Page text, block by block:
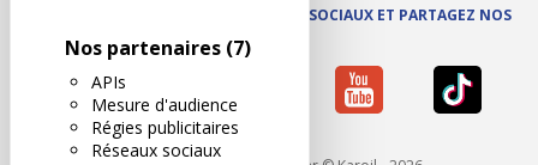
Nos partenaires (7)
APIs
Mesure d'audience
Régies publicitaires
Réseaux sociaux
SUIVEZ AUTOVISION SUR LES RÉSEAUX SOCIAUX ET PARTAGEZ NOS
ACTUS